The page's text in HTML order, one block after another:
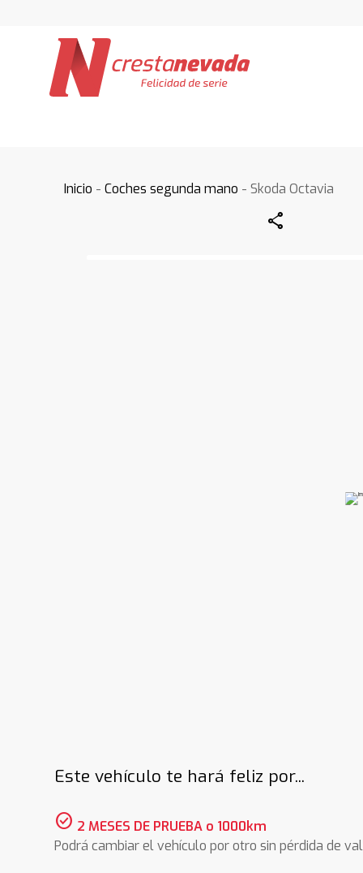
Inicio -Coches segunda mano - Skoda Octavia
Share
Este vehículo te hará feliz por...
check_circle 2 MESES DE PRUEBA o 1000km
Podrá cambiar el vehículo por otro sin pérdida de